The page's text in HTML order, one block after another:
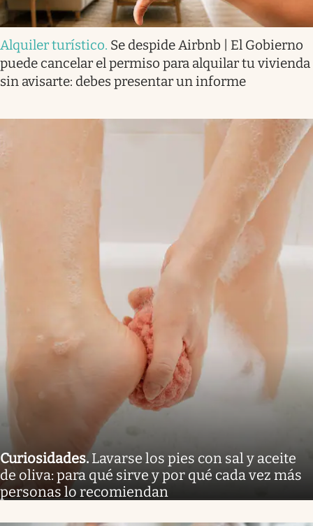
Alquiler turístico. Se despide Airbnb | El Gobierno
puede cancelar el permiso para alquilar tu vivienda
sin avisarte: debes presentar un informe
Curiosidades. Lavarse los pies con sal y aceite
de oliva: para qué sirve y por qué cada vez más
personas lo recomiendan